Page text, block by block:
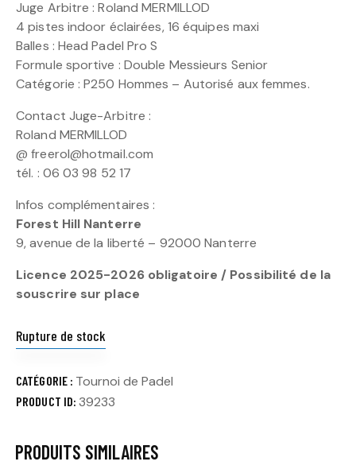
Juge Arbitre : Roland MERMILLOD
4 pistes indoor éclairées, 16 équipes maxi
Balles : Head Padel Pro S
Formule sportive : Double Messieurs Senior
Catégorie : P250 Hommes – Autorisé aux femmes.
Contact Juge-Arbitre :
Roland MERMILLOD
@ freerol@hotmail.com
tél. : 06 03 98 52 17
Infos complémentaires :
Forest Hill Nanterre
9, avenue de la liberté – 92000 Nanterre
Licence 2025-2026 obligatoire / Possibilité de la
souscrire sur place
Rupture de stock
CATÉGORIE : Tournoi de Padel
PRODUCT ID: 39233
PRODUITS SIMILAIRES